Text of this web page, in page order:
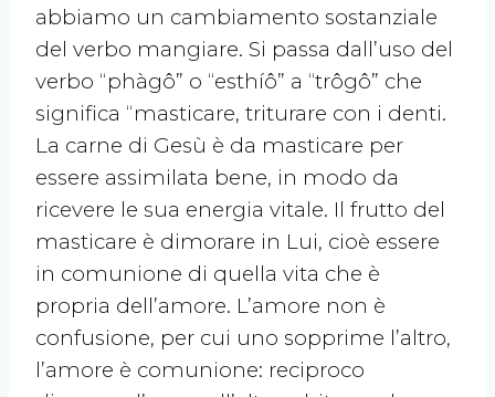
abbiamo un cambiamento sostanziale
del verbo mangiare. Si passa dall’uso del
verbo “phàgô” o “esthíô” a “trôgô” che
significa “masticare, triturare con i denti.
La carne di Gesù è da masticare per
essere assimilata bene, in modo da
ricevere le sua energia vitale. Il frutto del
masticare è dimorare in Lui, cioè essere
in comunione di quella vita che è
propria dell’amore. L’amore non è
confusione, per cui uno sopprime l’altro,
l’amore è comunione: reciproco